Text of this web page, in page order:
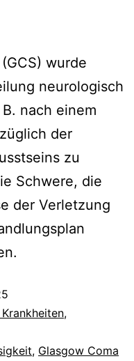
wurde
neurologisch
nach einem
der
zu
Schwere, die
der Verletzung
,
, Glasgow Coma